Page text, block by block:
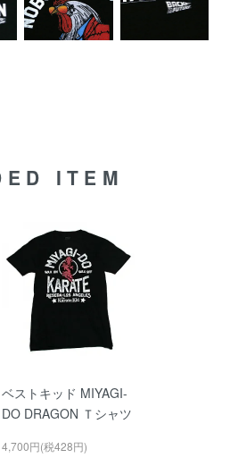
ITEM
ベストキッド MIYAGI-
DO DRAGON Ｔシャツ
4,700円(税428円)